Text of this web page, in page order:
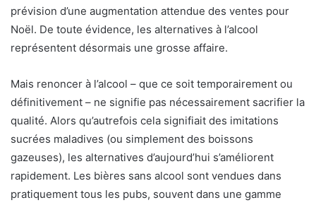
prévision d’une augmentation attendue des ventes pour
Noël. De toute évidence, les alternatives à l’alcool
représentent désormais une grosse affaire.
Mais renoncer à l’alcool – que ce soit temporairement ou
définitivement – ​​ne signifie pas nécessairement sacrifier la
qualité. Alors qu’autrefois cela signifiait des imitations
sucrées maladives (ou simplement des boissons
gazeuses), les alternatives d’aujourd’hui s’améliorent
rapidement. Les bières sans alcool sont vendues dans
pratiquement tous les pubs, souvent dans une gamme